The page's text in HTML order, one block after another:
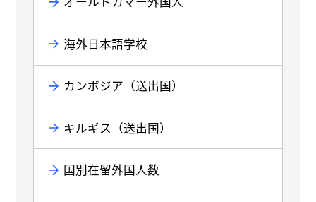
海外日本語学校
カンボジア（送出国）
キルギス（送出国）
国別在留外国人数